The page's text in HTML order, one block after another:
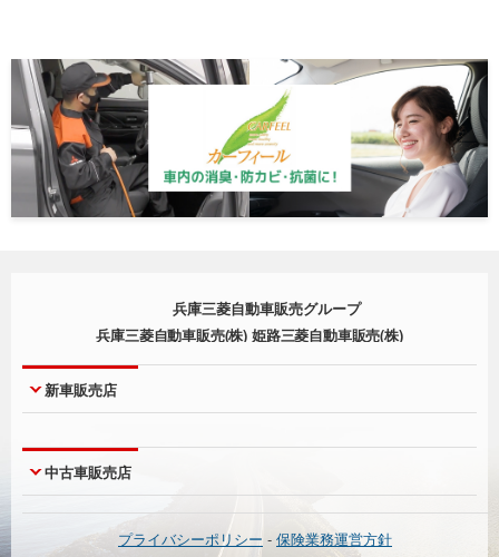
兵庫三菱自動車販売グループ
兵庫三菱自動車販売(株) 姫路三菱自動車販売(株)
新車販売店
神戸本店
西宮店
神戸北町店
西脇店
明石店
淡路店
宝塚店
中古車販売店
UCAR神戸本店
プライバシーポリシー - 保険業務運営方針